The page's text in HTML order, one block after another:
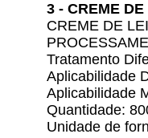
3 - CREME
CREME DE
Tratamento
Aplicabilidade
Aplicabilidade
Quantidade:
Unidade de